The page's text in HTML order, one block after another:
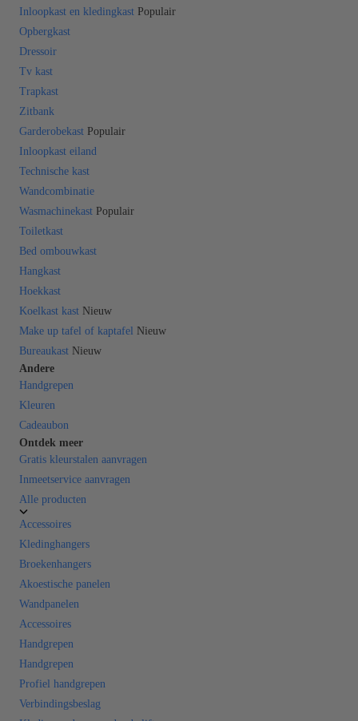
Inloopkast en kledingkast Populair
Opbergkast
Dressoir
Tv kast
Trapkast
Zitbank
Garderobekast Populair
Inloopkast eiland
Technische kast
Wandcombinatie
Wasmachinekast Populair
Toiletkast
Bed ombouwkast
Hangkast
Hoekkast
Koelkast kast Nieuw
Make up tafel of kaptafel Nieuw
Bureaukast Nieuw
Andere
Handgrepen
Kleuren
Cadeaubon
Ontdek meer
Gratis kleurstalen aanvragen
Inmeetservice aanvragen
Alle producten
Accessoires
Kledinghangers
Broekenhangers
Akoestische panelen
Wandpanelen
Accessoires
Handgrepen
Handgrepen
Profiel handgrepen
Verbindingsbeslag